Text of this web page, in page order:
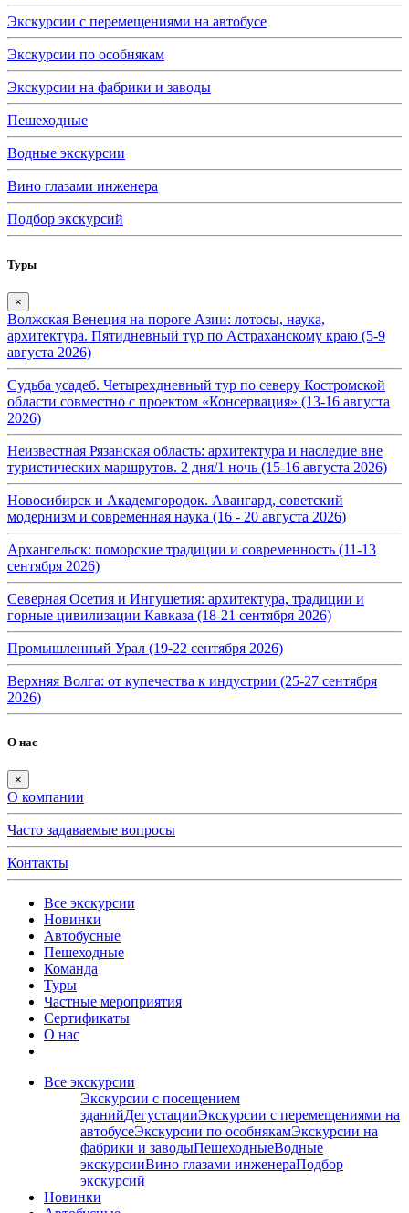
Экскурсии с перемещениями на автобусе
Экскурсии по особнякам
Экскурсии на фабрики и заводы
Пешеходные
Водные экскурсии
Вино глазами инженера
Подбор экскурсий
Туры
×
Волжская Венеция на пороге Азии: лотосы, наука,
архитектура. Пятидневный тур по Астраханскому краю (5-9
августа 2026)
Судьба усадеб. Четырехдневный тур по северу Костромской
области совместно с проектом «Консервация» (13-16 августа
2026)
Неизвестная Рязанская область: архитектура и наследие вне
туристических маршрутов. 2 дня/1 ночь (15-16 августа 2026)
Новосибирск и Академгородок. Авангард, советский
модернизм и современная наука (16 - 20 августа 2026)
Архангельск: поморские традиции и современность (11-13
сентября 2026)
Северная Осетия и Ингушетия: архитектура, традиции и
горные цивилизации Кавказа (18-21 сентября 2026)
Промышленный Урал (19-22 сентября 2026)
Верхняя Волга: от купечества к индустрии (25-27 сентября
2026)
О нас
×
О компании
Часто задаваемые вопросы
Контакты
Все экскурсии
Новинки
Автобусные
Пешеходные
Команда
Туры
Частные мероприятия
Сертификаты
О нас
Все экскурсии
Экскурсии с посещением
зданийДегустацииЭкскурсии с перемещениями на
автобусеЭкскурсии по особнякамЭкскурсии на
фабрики и заводыПешеходныеВодные
экскурсииВино глазами инженераПодбор
экскурсий
Новинки